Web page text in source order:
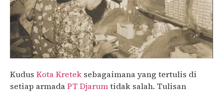
Kudus Kota Kretek sebagaimana yang tertulis di
setiap armadaPT Djarumtidak salah. Tulisan